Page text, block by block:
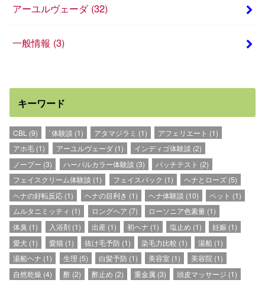
アーユルヴェーダ (32)
一般情報 (3)
キーワード
CBL (9) `体験談 (1) アタマジラミ (1) アフェリエート (1)
アホ毛 (1) アーユルヴェーダ(1) インディゴ体験談 (2)
ノープー (3) ハーバルカラー体験談 (3) パッチテスト (2)
フェイスクリーム体験談 (1) フェイスパック (1) ヘナとローズ(5)
ヘナの好転反応 (1) ヘナの目利き (1) ヘナ体験談 (10) ペット (1)
ムルタニミッティ (1) ロングヘア (7) ローソニア色素量(1)
体臭 (1) 入浴剤(1) 出産(1) 初ヘナ (1) 塩止め (1) 妊娠 (1)
愛犬 (1) 愛猫(1) 抜け毛予防(1) 染毛力比較 (1) 湯船 (1)
湯船ヘナ (1) 生理 (5) 白髪予防(1) 美容室 (1) 美容院 (1)
自然乾燥 (4) 酢(2) 酢止め (2) 重金属 (3) 頭皮マッサージ (1)